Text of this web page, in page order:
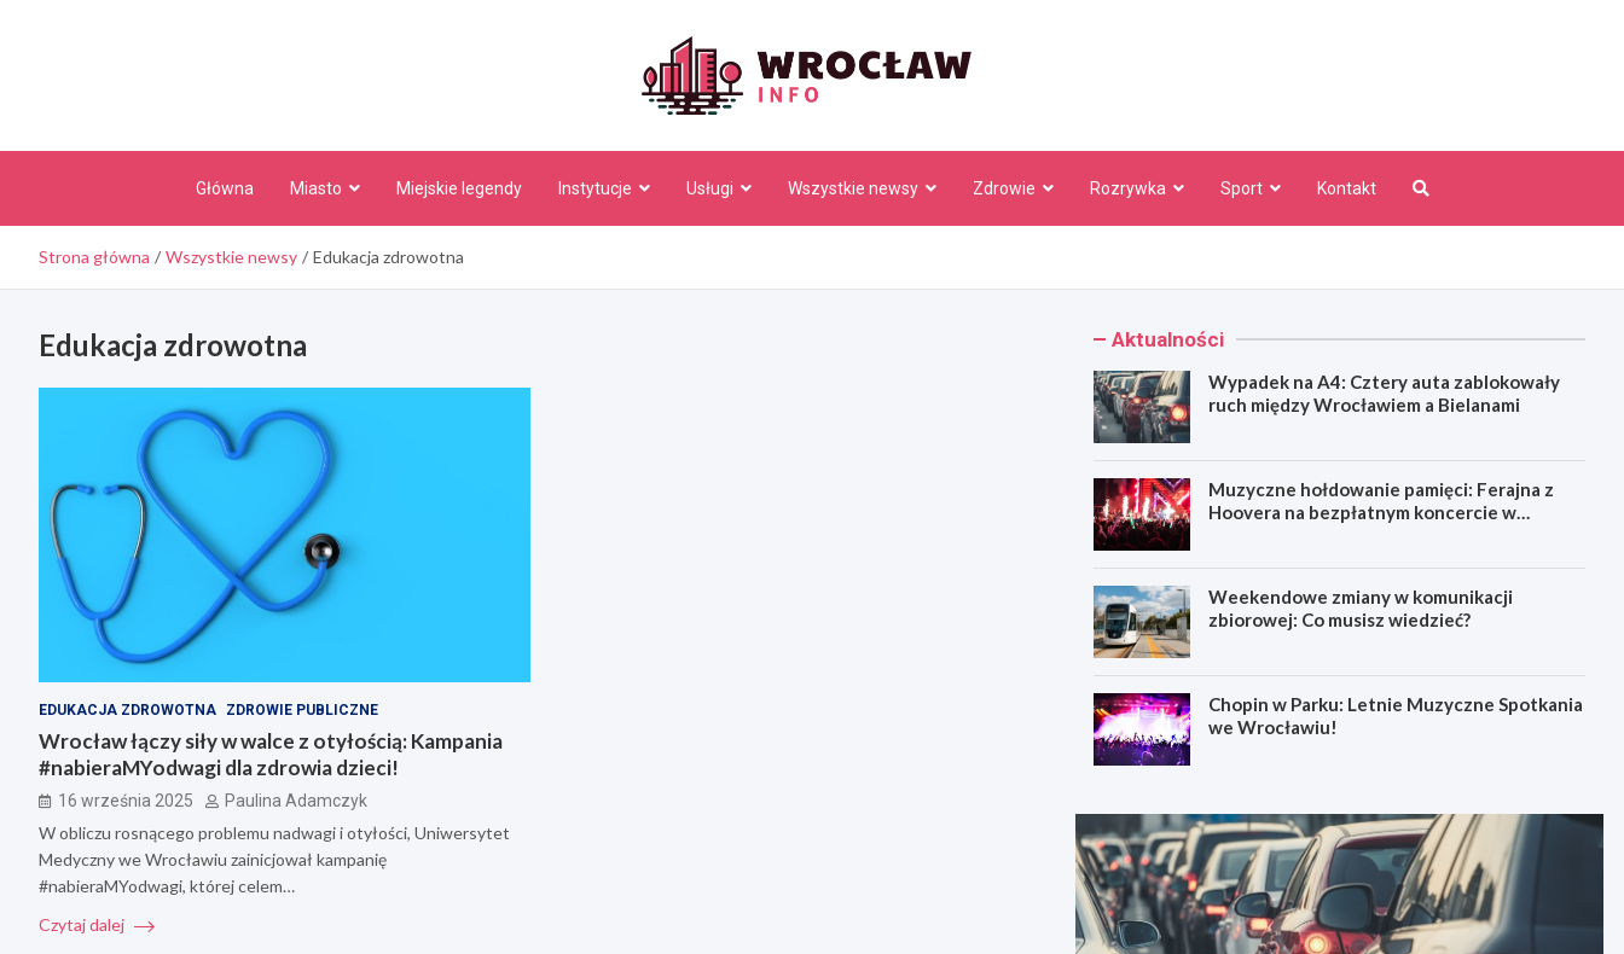
Główna Miasto Miejskie legendy Instytucje Usługi Wszystkie newsy Zdrowie Rozrywka Sport Kontakt
Strona główna Wszystkie newsy Edukacja zdrowotna
Edukacja zdrowotna
EDUKACJA ZDROWOTNA ZDROWIE PUBLICZNE
Wrocław łączy siły w walce z otyłością: Kampania
#nabieraMYodwagi dla zdrowia dzieci!
16 września 2025 Paulina Adamczyk
W obliczu rosnącego problemu nadwagi i otyłości, Uniwersytet
Medyczny we Wrocławiu zainicjował kampanię
#nabieraMYodwagi, której celem…
Czytaj dalej
Aktualności
Wypadek na A4: Cztery auta zablokowały
ruch między Wrocławiem a Bielanami
Muzyczne hołdowanie pamięci: Ferajna z
Hoovera na bezpłatnym koncercie w
Weekendowe zmiany w komunikacji
zbiorowej: Co musisz wiedzieć?
Chopin w Parku: Letnie Muzyczne Spotkania
we Wrocławiu!